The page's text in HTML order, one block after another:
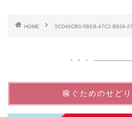
HOME 5CD46CB0-5BEB-47C1-B839-
稼ぐためのせど